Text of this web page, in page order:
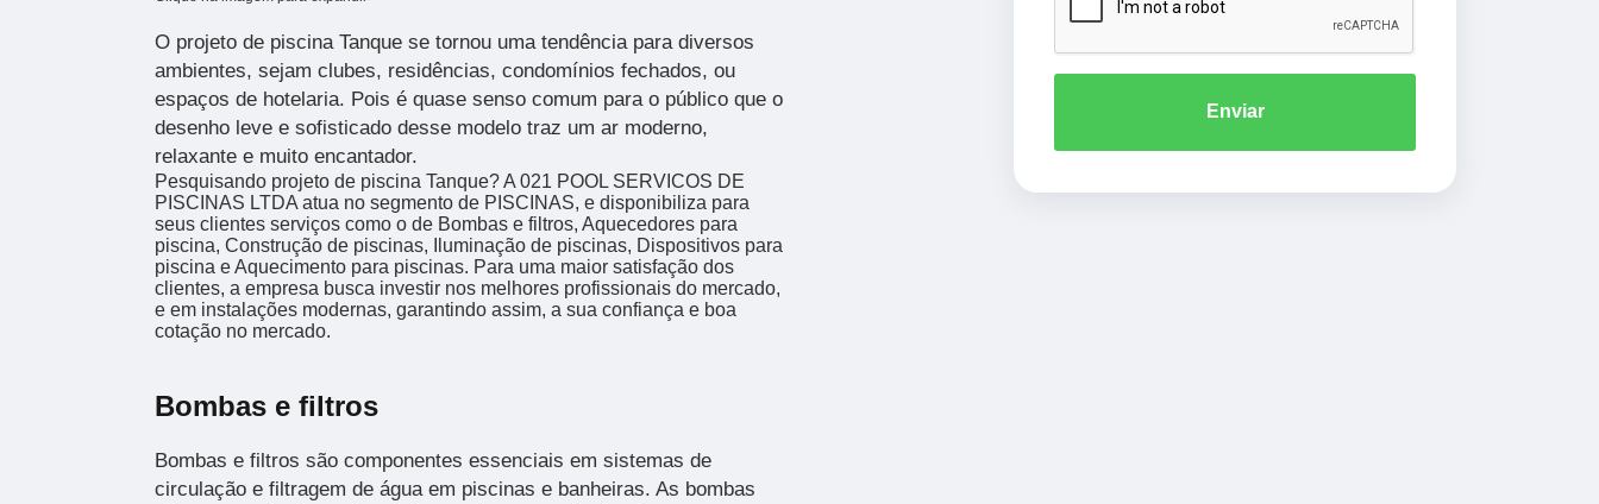
O projeto de piscina Tanque se tornou uma tendência para diversos
ambientes, sejam clubes, residências, condomínios fechados, ou
espaços de hotelaria. Pois é quase senso comum para o público que o
desenho leve e sofisticado desse modelo traz um ar moderno,
relaxante e muito encantador.
Pesquisando projeto de piscina Tanque? A 021 POOL SERVICOS DE
PISCINAS LTDA atua no segmento de PISCINAS, e disponibiliza para
seus clientes serviços como o de Bombas e filtros, Aquecedores para
piscina, Construção de piscinas, Iluminação de piscinas, Dispositivos para
piscina e Aquecimento para piscinas. Para uma maior satisfação dos
clientes, a empresa busca investir nos melhores profissionais do mercado,
e em instalações modernas, garantindo assim, a sua confiança e boa
cotação no mercado.
Bombas e filtros
Bombas e filtros são componentes essenciais em sistemas de
circulação e filtragem de água em piscinas e banheiras. As bombas
Enviar